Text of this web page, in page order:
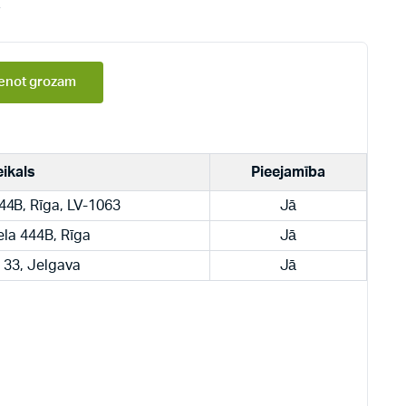
grozam
Pieejamība
Rīga, LV-1063 Jā
444B, Rīga Jā
33, Jelgava Jā